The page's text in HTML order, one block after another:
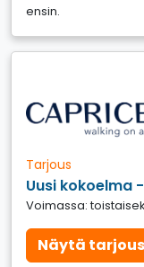
ensin.
Tarjous
Uusi kokoelma
Voimassa:
Näytä tarjous